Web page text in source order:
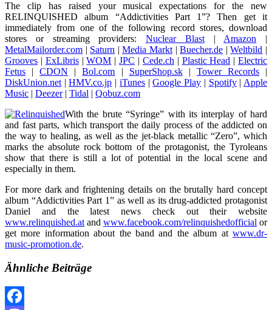
The clip has raised your musical expectations for the new
RELINQUISHED album “Addictivities Part 1”? Then get it
immediately from one of the following record stores, download
stores or streaming providers: Nuclear Blast|Amazon |
MetalMailorder.com | Saturn |Media Markt|Buecher.de |Weltbild |
Grooves | ExLibris|WOM |JPC | Cede.ch| Plastic Head |Electric
Fetus |CDON |Bol.com | SuperShop.sk| Tower Records|
DiskUnion.net|HMV.co.jp | iTunes|Google Play | Spotify|Apple
Music | Deezer| Tidal | Qobuz.com
With the brute “Syringe” with its interplay of hard
and fast parts, which transport the daily process of the addicted on
the way to healing, as well as the jet-black metallic “Zero”, which
marks the absolute rock bottom of the protagonist, the Tyroleans
show that there is still a lot of potential in the local scene and
especially in them.
For more dark and frightening details on the brutally hard concept
album “Addictivities Part 1” as well as its drug-addicted protagonist
Daniel and the latest news check out their website
www.relinquished.atand www.facebook.com/relinquishedofficial or
get more information about the band and the album at www.dr-
music-promotion.de.
Ähnliche Beiträge